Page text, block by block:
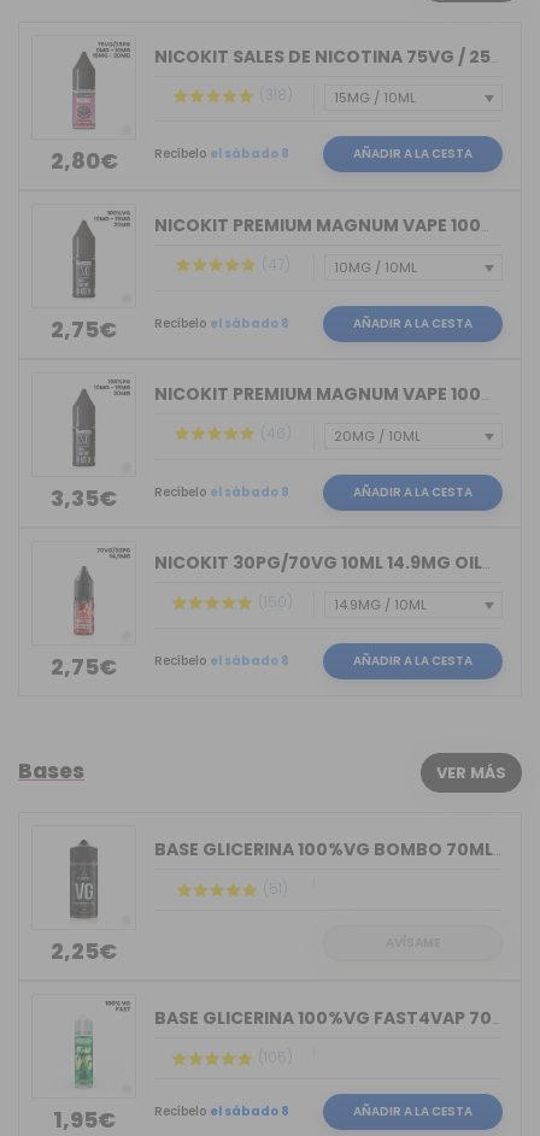
2,80€
NICOKIT SALES DE NICOTINA 75VG / 25PG...
(318)
Recíbelo el sábado 8 AÑADIR A LA CESTA
2,75€
NICOKIT PREMIUM MAGNUM VAPE 100%VG 10ML
(47)
Recíbelo el sábado 8 AÑADIR A LA CESTA
3,35€
NICOKIT PREMIUM MAGNUM VAPE 100%PG 10ML
(46)
Recíbelo el sábado 8 AÑADIR A LA CESTA
2,75€
NICOKIT 30PG/70VG 10ML 14.9MG OIL4VAP
(150)
Recíbelo el sábado 8 AÑADIR A LA CESTA
Bases VER MÁS
2,25€
BASE GLICERINA 100%VG BOMBO 70ML (BOT...
(51)
1,95€
BASE GLICERINA 100%VG FAST4VAP 70ML O...
(105)
Recíbelo el sábado 8 AÑADIR A LA CESTA